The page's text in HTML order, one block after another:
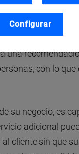
multiplicar,
de
una
con lo que
su negocio, es
adicional
cliente sin que
Configurar